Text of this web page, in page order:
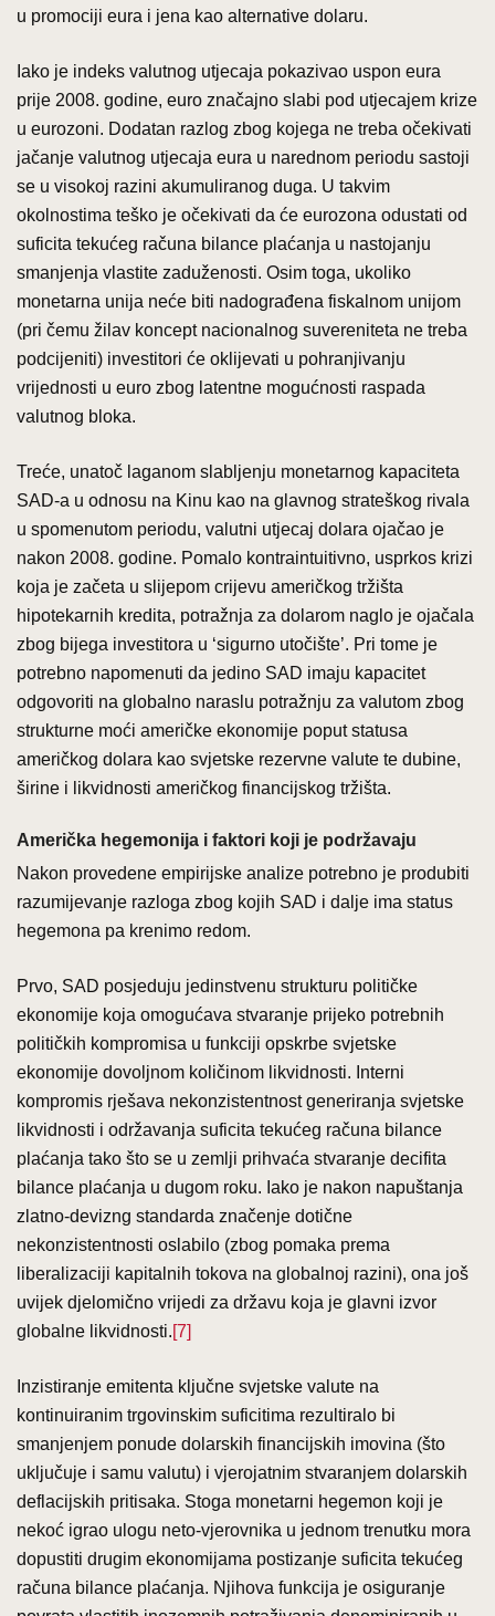
u promociji eura i jena kao alternative dolaru.
Iako je indeks valutnog utjecaja pokazivao uspon eura
prije 2008. godine, euro značajno slabi pod utjecajem krize
u eurozoni. Dodatan razlog zbog kojega ne treba očekivati
jačanje valutnog utjecaja eura u narednom periodu sastoji
se u visokoj razini akumuliranog duga. U takvim
okolnostima teško je očekivati da će eurozona odustati od
suficita tekućeg računa bilance plaćanja u nastojanju
smanjenja vlastite zaduženosti. Osim toga, ukoliko
monetarna unija neće biti nadograđena fiskalnom unijom
(pri čemu žilav koncept nacionalnog suvereniteta ne treba
podcijeniti) investitori će oklijevati u pohranjivanju
vrijednosti u euro zbog latentne mogućnosti raspada
valutnog bloka.
Treće, unatoč laganom slabljenju monetarnog kapaciteta
SAD-a u odnosu na Kinu kao na glavnog strateškog rivala
u spomenutom periodu, valutni utjecaj dolara ojačao je
nakon 2008. godine. Pomalo kontraintuitivno, usprkos krizi
koja je začeta u slijepom crijevu američkog tržišta
hipotekarnih kredita, potražnja za dolarom naglo je ojačala
zbog bijega investitora u ‘sigurno utočište’. Pri tome je
potrebno napomenuti da jedino SAD imaju kapacitet
odgovoriti na globalno naraslu potražnju za valutom zbog
strukturne moći američke ekonomije poput statusa
američkog dolara kao svjetske rezervne valute te dubine,
širine i likvidnosti američkog financijskog tržišta.
Američka hegemonija i faktori koji je podržavaju
Nakon provedene empirijske analize potrebno je produbiti
razumijevanje razloga zbog kojih SAD i dalje ima status
hegemona pa krenimo redom.
Prvo, SAD posjeduju jedinstvenu strukturu političke
ekonomije koja omogućava stvaranje prijeko potrebnih
političkih kompromisa u funkciji opskrbe svjetske
ekonomije dovoljnom količinom likvidnosti. Interni
kompromis rješava nekonzistentnost generiranja svjetske
likvidnosti i održavanja suficita tekućeg računa bilance
plaćanja tako što se u zemlji prihvaća stvaranje decifita
bilance plaćanja u dugom roku. Iako je nakon napuštanja
zlatno-devizng standarda značenje dotične
nekonzistentnosti oslabilo (zbog pomaka prema
liberalizaciji kapitalnih tokova na globalnoj razini), ona još
uvijek djelomično vrijedi za državu koja je glavni izvor
globalne likvidnosti. [7]
Inzistiranje emitenta ključne svjetske valute na
kontinuiranim trgovinskim suficitima rezultiralo bi
smanjenjem ponude dolarskih financijskih imovina (što
uključuje i samu valutu) i vjerojatnim stvaranjem dolarskih
deflacijskih pritisaka. Stoga monetarni hegemon koji je
nekoć igrao ulogu neto-vjerovnika u jednom trenutku mora
dopustiti drugim ekonomijama postizanje suficita tekućeg
računa bilance plaćanja. Njihova funkcija je osiguranje